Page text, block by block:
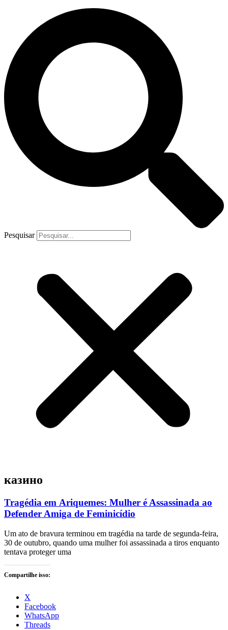
Pesquisar
казино
Tragédia em Ariquemes: Mulher é Assassinada ao
Defender Amiga de Feminicídio
Um ato de bravura terminou em tragédia na tarde de segunda-feira,
30 de outubro, quando uma mulher foi assassinada a tiros enquanto
tentava proteger uma
Compartilhe isso:
X
Facebook
WhatsApp
Threads